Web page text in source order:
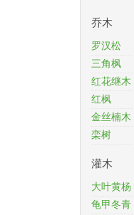
乔木
罗汉松
三角枫
红花继木
红枫
金丝楠木
栾树
灌木
大叶黄杨
龟甲冬青